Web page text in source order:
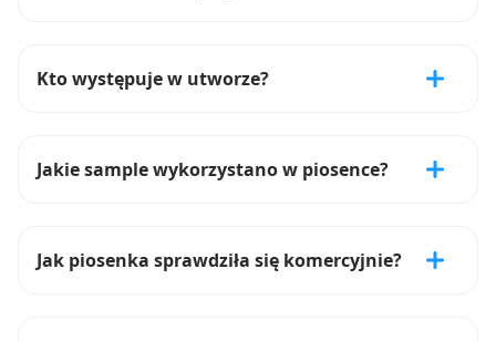
Kto występuje w utworze?
Jakie sample wykorzystano w piosence?
Jak piosenka sprawdziła się komercyjnie?